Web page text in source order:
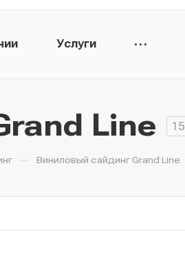
Услуги
Line 15
— Виниловый сайдинг Grand Line